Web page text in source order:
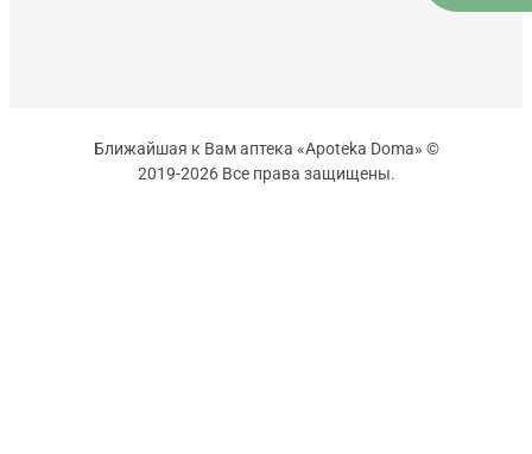
Ближайшая к Вам аптека «Apoteka Doma» ©
2019-2026 Все права защищены.